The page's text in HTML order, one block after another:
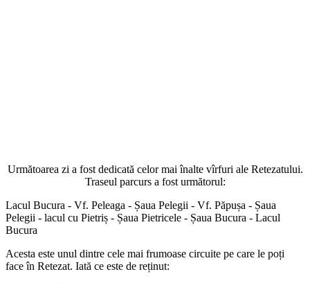
Următoarea zi a fost dedicată celor mai înalte vîrfuri ale Retezatului.
Traseul parcurs a fost următorul:
Lacul Bucura - Vf. Peleaga - Șaua Pelegii - Vf. Păpușa - Șaua
Pelegii - lacul cu Pietriș - Șaua Pietricele - Șaua Bucura - Lacul
Bucura
Acesta este unul dintre cele mai frumoase circuite pe care le poți
face în Retezat. Iată ce este de reținut: